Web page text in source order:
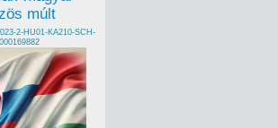
múlt
2-HU01-KA210-SCH-
000169882